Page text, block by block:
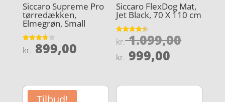
Siccaro Supreme Pro
tørredækken,
Elmegrøn, Small
Vurderet
3.8
kr. 899,00
Siccaro FlexDog Mat,
Jet Black, 70 X 110 cm
Vurderet
4.5
kr.1.099,00Den
kr.
kr. 999,00
pris
Tilbud!